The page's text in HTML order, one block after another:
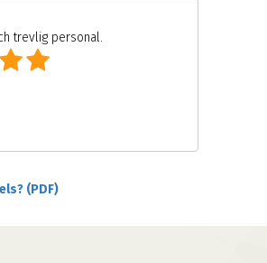
trevlig personal.
(PDF)